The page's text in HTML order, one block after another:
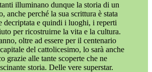
illuminano dunque la storia di un
anche perché la sua scrittura è stata
decriptata e quindi i luoghi, i reperti
per ricostruirne la vita e la cultura.
oltre ad essere per il centenario
del cattolicesimo, lo sarà anche
grazie alle tante scoperte che ne
storia. Delle vere superstar.